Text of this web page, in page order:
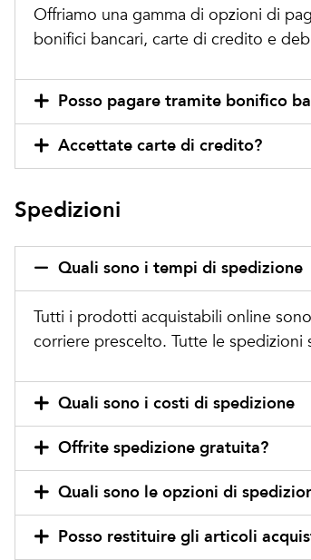
Offriamo una gamma di opzioni di
bonifici bancari, carte di credito e
Posso pagare tramite bonifico
Accettate carte di credito?
Spedizioni
Quali sono i tempi di spedizione
Tutti i prodotti acquistabili online
corriere prescelto. Tutte le spedizioni
Quali sono i costi di spedizione
Offrite spedizione gratuita?
Quali sono le opzioni di
Posso restituire gli articoli